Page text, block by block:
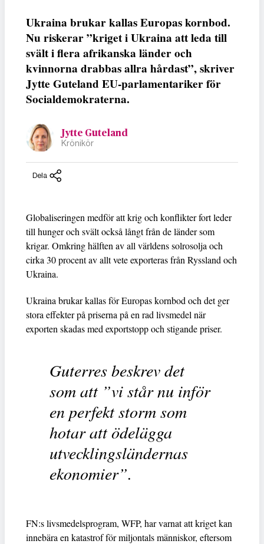
Ukraina brukar kallas Europas kornbod.
Nu riskerar ”kriget i Ukraina att leda till
svält i flera afrikanska länder och
kvinnorna drabbas allra hårdast”, skriver
Jytte Guteland EU-parlamentariker för
Socialdemokraterna.
Jytte Guteland
Krönikör
Dela
Globaliseringen medför att krig och konflikter fort leder
till hunger och svält också långt från de länder som
krigar. Omkring hälften av all världens solrosolja och
cirka 30 procent av allt vete exporteras från Ryssland och
Ukraina.
Ukraina brukar kallas för Europas kornbod och det ger
stora effekter på priserna på en rad livsmedel när
exporten skadas med exportstopp och stigande priser.
Guterres beskrev det
som att ”vi står nu inför
en perfekt storm som
hotar att ödelägga
utvecklingsländernas
ekonomier”.
FN:s livsmedelsprogram, WFP, har varnat att kriget kan
innebära en katastrof för miljontals människor, eftersom